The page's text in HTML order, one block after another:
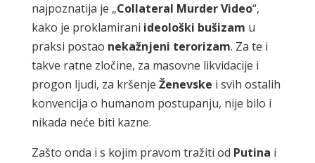
najpoznatija je „Collateral Murder Video“,
kako je proklamirani ideološki bušizam u
praksi postao nekažnjeni terorizam. Za te i
takve ratne zločine, za masovne likvidacije i
progon ljudi, za kršenje Ženevske i svih ostalih
konvencija o humanom postupanju, nije bilo i
nikada neće biti kazne.
Zašto onda i s kojim pravom tražiti od Putina i